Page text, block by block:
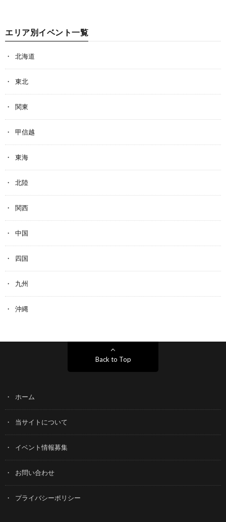
エリア別イベント一覧
北海道
東北
関東
甲信越
東海
北陸
関西
中国
四国
九州
沖縄
Back to Top
ホーム
当サイトについて
イベント情報募集
お問い合わせ
プライバシーポリシー